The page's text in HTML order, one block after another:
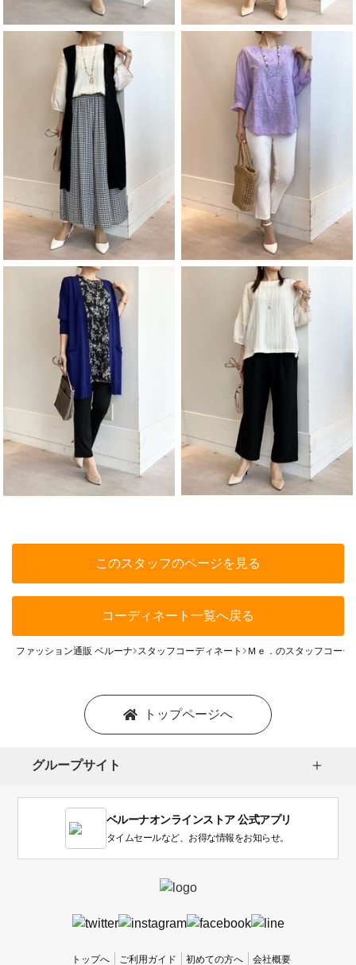
このスタッフのページを見る
コーディネート一覧へ戻る
ファッション通販 ベルーナ スタッフコーディネート Ｍｅ．のスタッフコーデ
トップページへ
グループサイト
ベルーナオンラインストア 公式アプリ
タイムセールなど、お得な情報をお知らせ。
トップへ ご利用ガイド 初めての方へ 会社概要